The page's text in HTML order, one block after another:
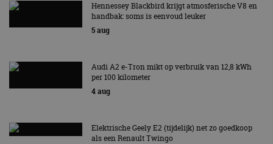
Hennessey Blackbird krijgt atmosferische V8 en
handbak: soms is eenvoud leuker
5 aug
Audi A2 e-Tron mikt op verbruik van 12,8 kWh
per 100 kilometer
4 aug
Elektrische Geely E2 (tijdelijk) net zo goedkoop
als een Renault Twingo